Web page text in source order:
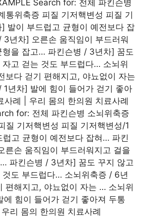
Search for: 전체 파킨슨병
통위축증 피질 기저핵변성 피질 기
발이 부드럽고 균형이 예전보다 잡
년차] 오른손 움직임이 부드러워
형을 잡고… 파킨슨병 / 3년차] 꿈도
자고 걷는 것도 부드럽다… 소뇌위
보다 걷기 편해지고, 야뇨없이 자는
년차] 발에 힘이 들어가 걷기 좋아
사례 | 우리 몸의 한의원 치료사례
for: 전체 파킨슨병 소뇌위축증
질 기저핵변성 피질 기저핵변성/1
럽고 균형이 예전보다 잡혀… 파킨
른손 움직임이 부드러워지고 걸을
파킨슨병 / 3년차] 꿈도 꾸지 않고
것도 부드럽다… 소뇌위축증 / 6년
편해지고, 야뇨없이 자는 … 소뇌위
에 힘이 들어가 걷기 좋아져 두통
리 몸의 한의원 치료사례